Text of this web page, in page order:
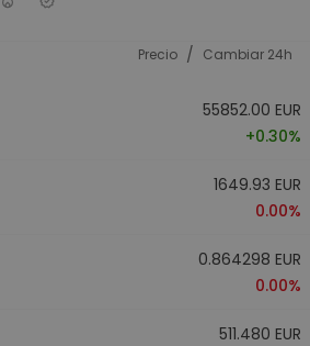
Precio / Cambiar 24h
55852.00 EUR
+0.30%
1649.93 EUR
0.00%
0.864298 EUR
0.00%
511.480 EUR